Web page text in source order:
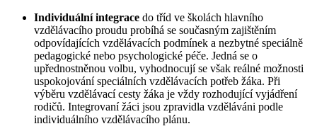
Individuální integrace do tříd ve školách hlavního
vzdělávacího proudu probíhá se současným zajištěním
odpovídajících vzdělávacích podmínek a nezbytné speciálně
pedagogické nebo psychologické péče. Jedná se o
upřednostněnou volbu, vyhodnocují se však reálné možnosti
uspokojování speciálních vzdělávacích potřeb žáka. Při
výběru vzdělávací cesty žáka je vždy rozhodující vyjádření
rodičů. Integrovaní žáci jsou zpravidla vzděláváni podle
individuálního vzdělávacího plánu.